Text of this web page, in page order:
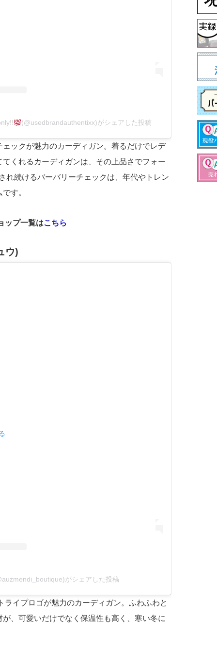
(@usedbrandauthentixx)がシェアした投稿
ックが魅力のカーディガン。着るだけでレデ
くれるカーディガンは、その上品さでフォー
れ続けるバーバリーチェックは、年代やトレン
す。
ップ一覧はこちら
ウ)
がシェアした投稿
ライプロゴが魅力のカーディガン。ふわふわと
、可愛いだけでなく保温性も高く、寒い冬に